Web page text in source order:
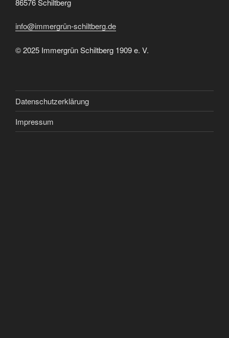
86576 Schiltberg
info@immergrün-schiltberg.de
© 2025 Immergrün Schiltberg 1909 e. V.
Datenschutzerklärung
Impressum